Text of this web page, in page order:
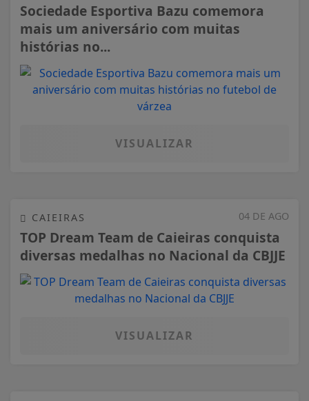
Sociedade Esportiva Bazu comemora
mais um aniversário com muitas
histórias no...
VISUALIZAR
04 DE AGO
CAIEIRAS
TOP Dream Team de Caieiras conquista
diversas medalhas no Nacional da CBJJE
VISUALIZAR